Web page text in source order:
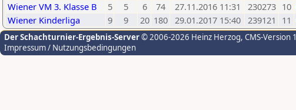
Wiener VM 3. Klasse B
5 5 6 74 27.11.2016 11:31 230273 10
Wiener Kinderliga
9 9 20 180 29.01.2017 15:40 239121 11
Der Schachturnier-Ergebnis-Server© 2006-2026 Heinz Herzog, CMS-Version
Impressum / Nutzungsbedingungen